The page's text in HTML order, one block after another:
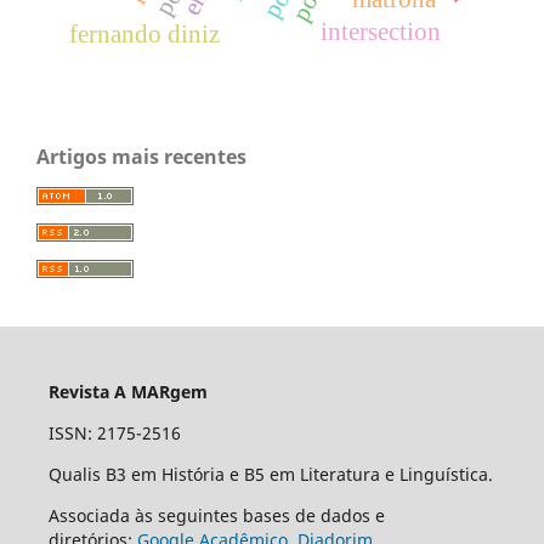
fernando diniz intersection
Artigos mais recentes
Revista A MARgem
ISSN: 2175-2516
Qualis B3 em História e B5 em Literatura e Linguística.
Associada às seguintes bases de dados e